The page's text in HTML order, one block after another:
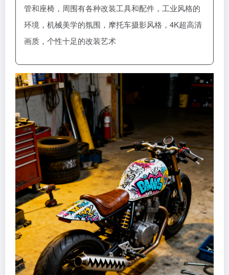
管和座椅，周围有各种改装工具和配件，工业风格的
环境，机械美学的氛围，摩托车摄影风格，4K超高清
画质，个性十足的改装艺术